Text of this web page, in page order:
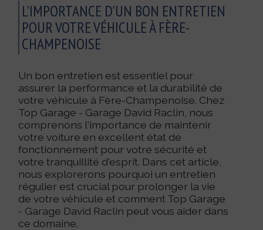
L'IMPORTANCE D'UN BON ENTRETIEN
POUR VOTRE VÉHICULE À FÈRE-
CHAMPENOISE
Un bon entretien est essentiel pour
assurer la performance et la durabilité de
votre véhicule à Fère-Champenoise. Chez
Top Garage - Garage David Raclin, nous
comprenons l'importance de maintenir
votre voiture en excellent état de
fonctionnement pour votre sécurité et
votre tranquillité d'esprit. Dans cet article,
nous explorerons pourquoi un entretien
régulier est crucial pour prolonger la vie
de votre véhicule et comment Top Garage
- Garage David Raclin peut vous aider dans
ce domaine.